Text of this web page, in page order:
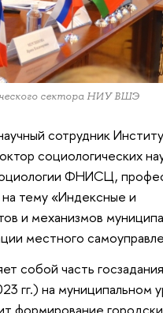
сектора НИУ ВШЭ
сотрудник
социологических
ФНИСЦ,
тему «Индексные и
и механизмов
местного
собой часть
гг.) на муниципальном